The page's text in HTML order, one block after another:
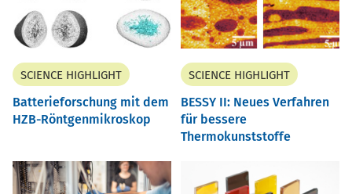
SCIENCE HIGHLIGHT
Batterieforschung mit dem
HZB-Röntgenmikroskop
SCIENCE HIGHLIGHT
BESSY II: Neues Verfahren
für bessere
Thermokunststoffe